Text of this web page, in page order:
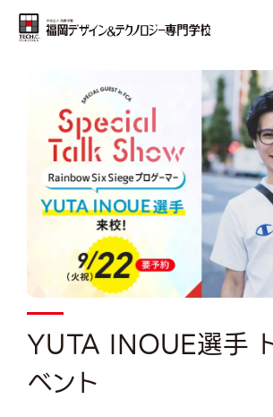
YUTA INOUE選手
ベント